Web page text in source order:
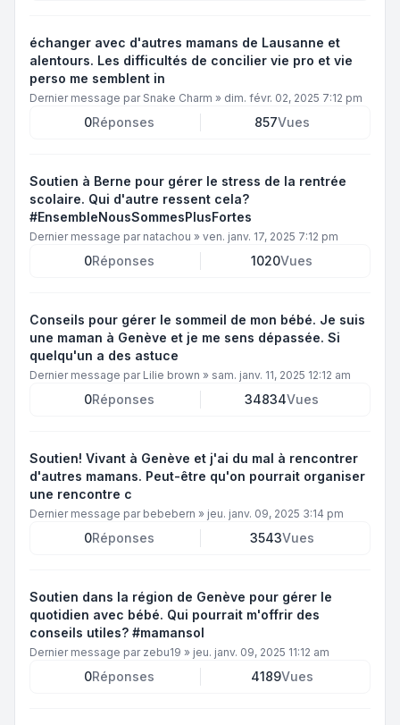
échanger avec d'autres mamans de Lausanne et
alentours. Les difficultés de concilier vie pro et vie
perso me semblent in
Dernier message par Snake Charm » dim. févr. 02, 2025 7:12 pm
0Réponses 857Vues
Soutien à Berne pour gérer le stress de la rentrée
scolaire. Qui d'autre ressent cela?
#EnsembleNousSommesPlusFortes
Dernier message par natachou » ven. janv. 17, 2025 7:12 pm
0Réponses 1020Vues
Conseils pour gérer le sommeil de mon bébé. Je suis
une maman à Genève et je me sens dépassée. Si
quelqu'un a des astuce
Dernier message par Lilie brown » sam. janv. 11, 2025 12:12 am
0Réponses 34834Vues
Soutien! Vivant à Genève et j'ai du mal à rencontrer
d'autres mamans. Peut-être qu'on pourrait organiser
une rencontre c
Dernier message par bebebern » jeu. janv. 09, 2025 3:14 pm
0Réponses 3543Vues
Soutien dans la région de Genève pour gérer le
quotidien avec bébé. Qui pourrait m'offrir des
conseils utiles? #mamansol
Dernier message par zebu19 » jeu. janv. 09, 2025 11:12 am
0Réponses 4189Vues